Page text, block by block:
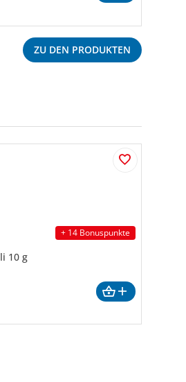
ZU DEN PRODUKTEN
+ 14 Bonuspunkte
10 g